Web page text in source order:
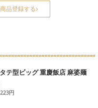
商品登録する
テ型ビッグ 重慶飯店 麻婆麺
円